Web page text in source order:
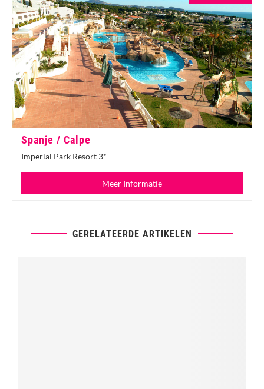
Spanje / Calpe
Imperial Park Resort 3*
Meer Informatie
GERELATEERDE ARTIKELEN